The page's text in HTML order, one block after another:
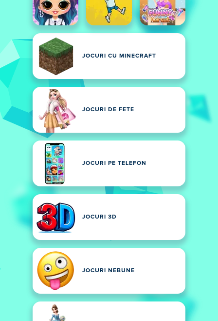
JOCURI CU MINECRAFT
JOCURI DE FETE
JOCURI PE TELEFON
JOCURI 3D
JOCURI NEBUNE